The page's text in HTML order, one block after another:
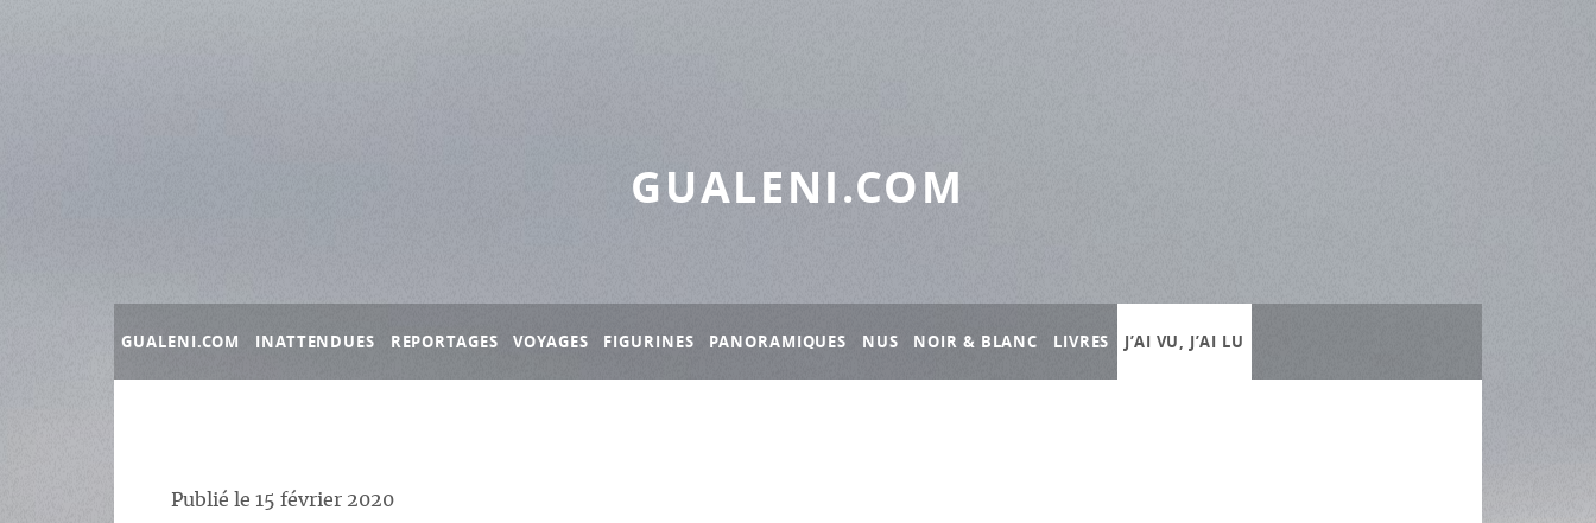
GUALENI.COM
GUALENI.COM INATTENDUES REPORTAGES VOYAGES FIGURINES PANORAMIQUES NUS NOIR & BLANC LIVRES J’AI VU, J’AI LU
Publié le 15 février 2020